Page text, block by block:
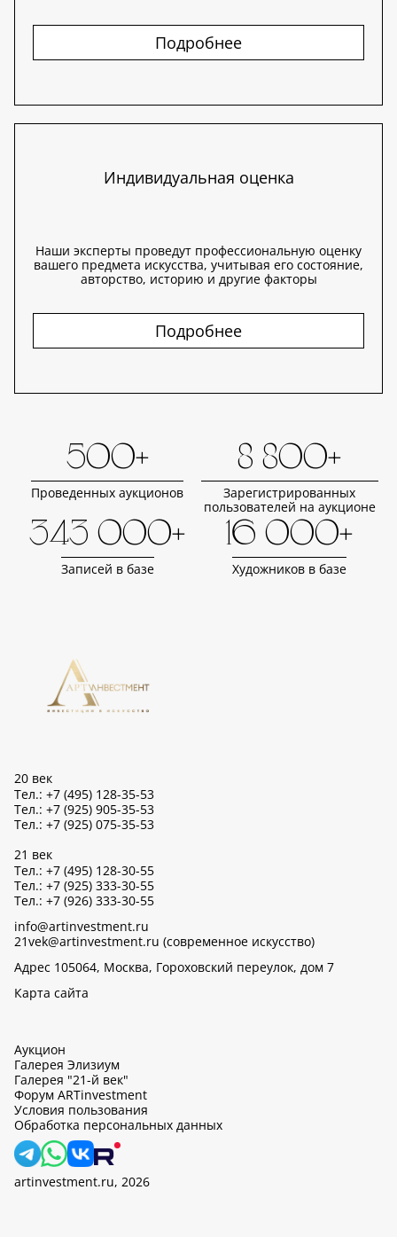
Подробнее
Индивидуальная оценка
Наши эксперты проведут профессиональную оценку
вашего предмета искусства, учитывая его состояние,
авторство, историю и другие факторы
Подробнее
500+
Проведенных аукционов
8 800+
Зарегистрированных
пользователей на аукционе
343 000+
Записей в базе
16 000+
Художников в базе
20 век
Тел.: +7 (495) 128-35-53
Тел.: +7 (925) 905-35-53
Тел.: +7 (925) 075-35-53
21 век
Тел.: +7 (495) 128-30-55
Тел.: +7 (925) 333-30-55
Тел.: +7 (926) 333-30-55
info@artinvestment.ru
21vek@artinvestment.ru (современное искусство)
Адрес 105064, Москва, Гороховский переулок, дом 7
Карта сайта
Аукцион
Галерея Элизиум
Галерея "21-й век"
Форум ARTinvestment
Условия пользования
Обработка персональных данных
artinvestment.ru, 2026